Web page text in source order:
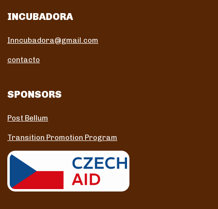
INCUBADORA
Inncubadora@gmail.com
contacto
SPONSORS
Post Bellum
Transition Promotion Program